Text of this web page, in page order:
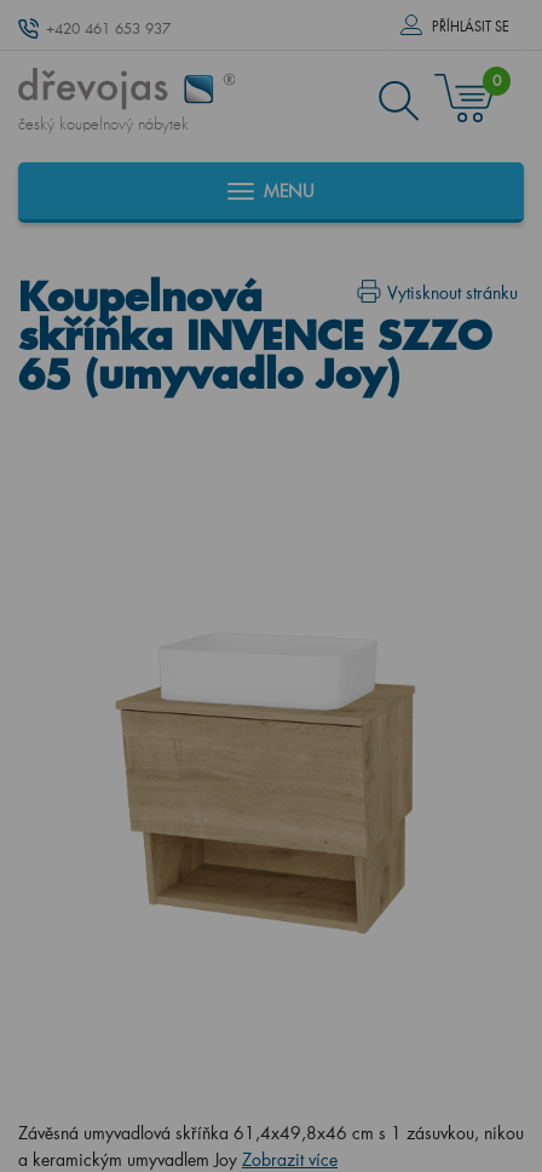
+420 461 653 937 PŘÍHLÁSIT SE
český koupelnový nábytek
0
MENU
Vytisknout stránku
Koupelnová
skříňka INVENCE SZZO
65 (umyvadlo Joy)
Závěsná umyvadlová skříňka 61,4x49,8x46 cm s 1 zásuvkou, nikou
a keramickým umyvadlem Joy Zobrazit více